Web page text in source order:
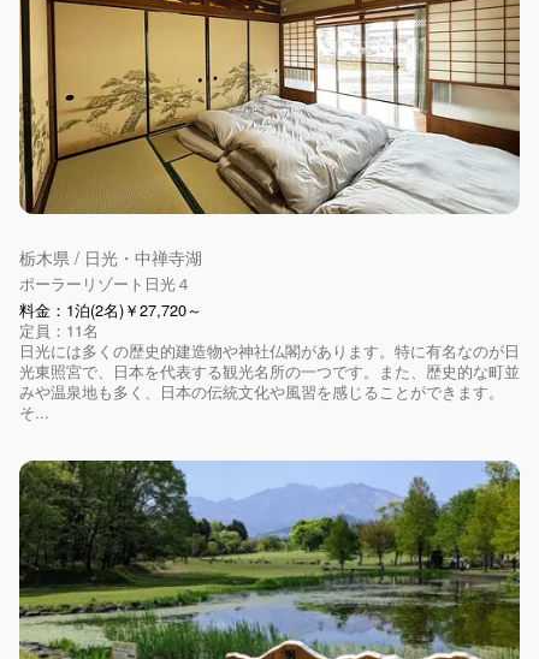
栃木県 / 日光・中禅寺湖
ポーラーリゾート日光４
料金：1泊(2名)￥27,720～
定員：11名
日光には多くの歴史的建造物や神社仏閣があります。特に有名なのが日
光東照宮で、日本を代表する観光名所の一つです。また、歴史的な町並
みや温泉地も多く、日本の伝統文化や風習を感じることができます。
そ...